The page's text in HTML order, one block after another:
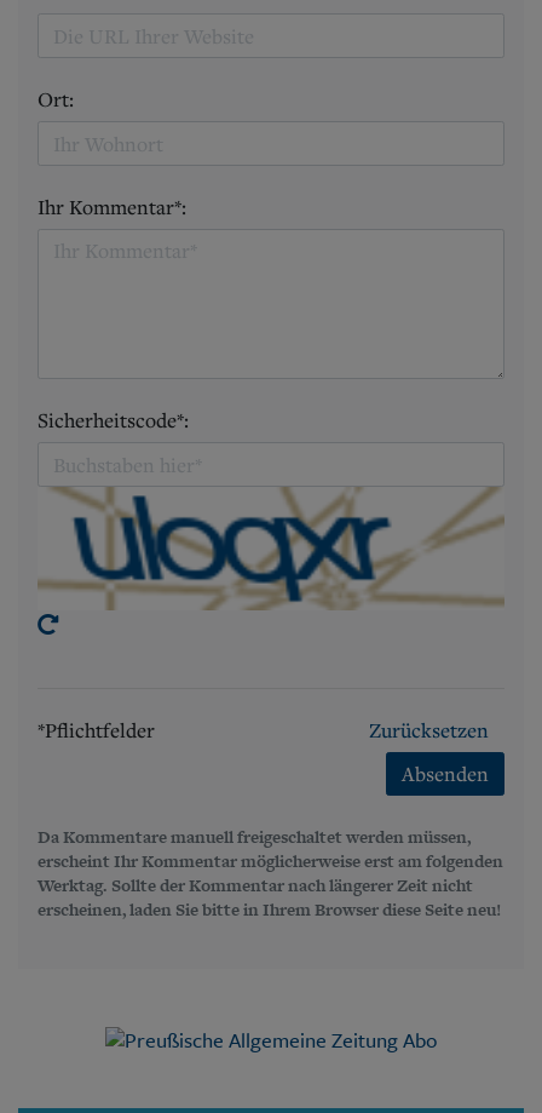
Ort:
Ihr Kommentar*:
Sicherheitscode*:
*Pflichtfelder
Zurücksetzen
Absenden
Da Kommentare manuell freigeschaltet werden müssen,
erscheint Ihr Kommentar möglicherweise erst am folgenden
Werktag. Sollte der Kommentar nach längerer Zeit nicht
erscheinen, laden Sie bitte in Ihrem Browser diese Seite neu!